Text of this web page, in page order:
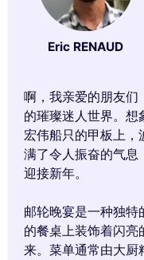
Eric RENAUD
啊，我亲爱的朋友们
的璀璨迷人世界。想
宏伟船只的甲板上，
满了令人振奋的气息
迎接新年。
邮轮晚宴是一种独
的餐桌上装饰着闪亮
来。菜单通常由大厨